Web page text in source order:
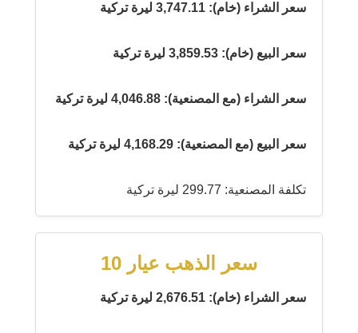
سعر الشراء (خام): 3,747.11 ليرة تركية
سعر البيع (خام): 3,859.53 ليرة تركية
سعر الشراء (مع المصنعية): 4,046.88 ليرة تركية
سعر البيع (مع المصنعية): 4,168.29 ليرة تركية
تكلفة المصنعية: 299.77 ليرة تركية
سعر الذهب عيار 10
سعر الشراء (خام): 2,676.51 ليرة تركية